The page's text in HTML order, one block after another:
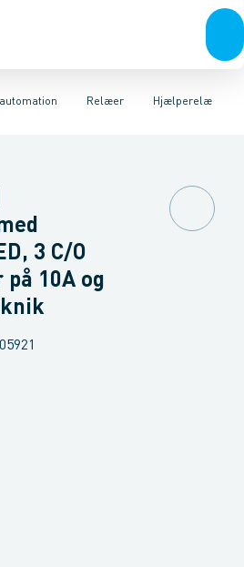
& lampeudtagForgreningsmateriel
Relæerog softstartere
Hjælperelæ
3 C/O
10A og